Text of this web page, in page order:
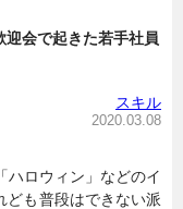
門家インタビュー
ニュース
迎会で起きた若手社員
スキル
2020.03.08
ロウィン」などのイ
ども普段はできない派